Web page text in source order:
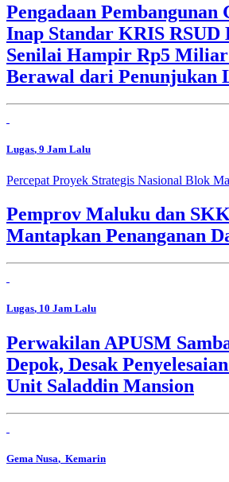
Pengadaan Pembangunan
Inap Standar KRIS RSUD
Senilai Hampir Rp5
Berawal dari Penunjukan
Lugas, 9 Jam Lalu
Percepat Proyek Strategis Nasional Blok
Pemprov Maluku dan
Mantapkan Penanganan
Lugas, 10 Jam Lalu
Perwakilan APUSM
Depok, Desak
Unit Saladdin Mansion
Gema Nusa, Kemarin